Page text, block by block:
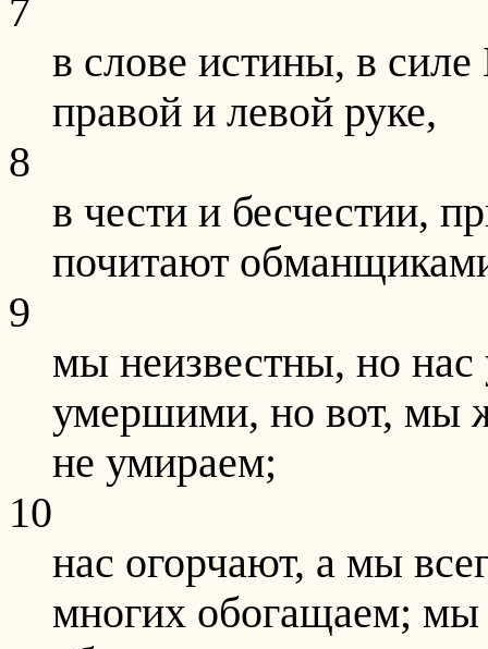
7
в слове истины, в
правой и левой руке,
8
в чести и бесчестии,
почитают
9
мы неизвестны, но
умершими, но вот, мы
не умираем;
10
нас огорчают, а мы
многих обогащаем; мы